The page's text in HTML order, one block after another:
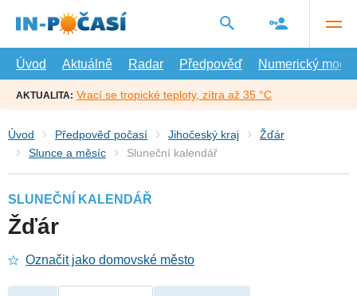
hlavní
Úvod
Aktuálně Radar Předpověď Numerický model
AKTUALITA: Vrací se tropické teploty, zítra až 35 °C
Úvod Předpověď počasí Jihočeský kraj
Žďár
Slunce a měsíc
Sluneční kalendář
SLUNEČNÍ KALENDÁŘ
Žďár
Označit jako domovské město